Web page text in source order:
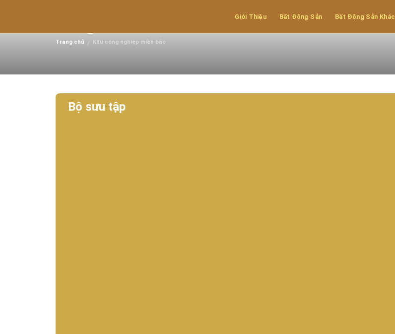
Giới Thiệu Bất Động Sản Bất Động Sản Khác
Trang chủ / Khu công nghiệp miền bắc
Bộ sưu tập